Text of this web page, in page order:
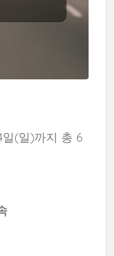
(일)까지 총 6